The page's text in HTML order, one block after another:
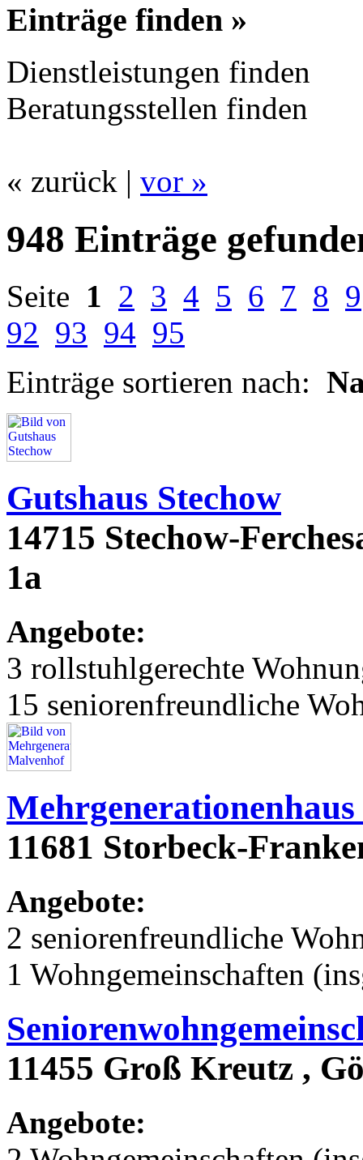
Einträge finden »
Dienstleistungen finden
Beratungsstellen finden
« zurück | vor »
948 Einträge
Seite 1 2 3 4 5 6 7 8 9
92 93 94 95
Einträge sortieren nach:
Gutshaus Stechow
14715 Stechow-
1a
Angebote:
3 rollstuhlgerechte
15 seniorenfreundliche
11681 Storbeck-
Angebote:
2 seniorenfreundliche
1 Wohngemeinschaften
11455 Groß Kreutz ,
Angebote: